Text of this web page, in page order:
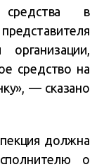
средства в
средство на
— сказано
должна
о